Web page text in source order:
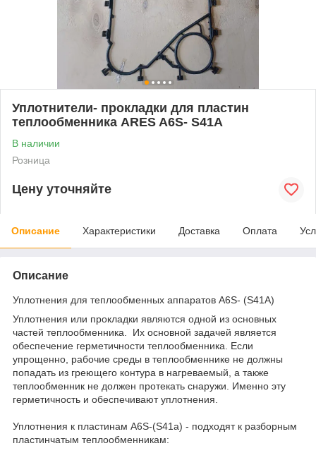
Уплотнители- прокладки для пластин
теплообменника ARES A6S- S41A
В наличии
Розница
Цену уточняйте
Описание Характеристики Доставка Оплата
Описание
Уплотнения для теплообменных аппаратов A6S- (S41A)
Уплотнения или прокладки являются одной из основных
частей теплообменника. Их основной задачей является
обеспечение герметичности теплообменника. Если
упрощенно, рабочие среды в теплообменнике не должны
попадать из греющего контура в нагреваемый, а также
теплообменник не должен протекать снаружи. Именно эту
герметичность и обеспечивают уплотнения.
Уплотнения к пластинам A6S-(S41a) - подходят к разборным
пластинчатым теплообменникам: